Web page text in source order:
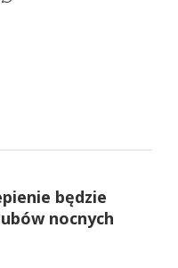
będzie
nocnych